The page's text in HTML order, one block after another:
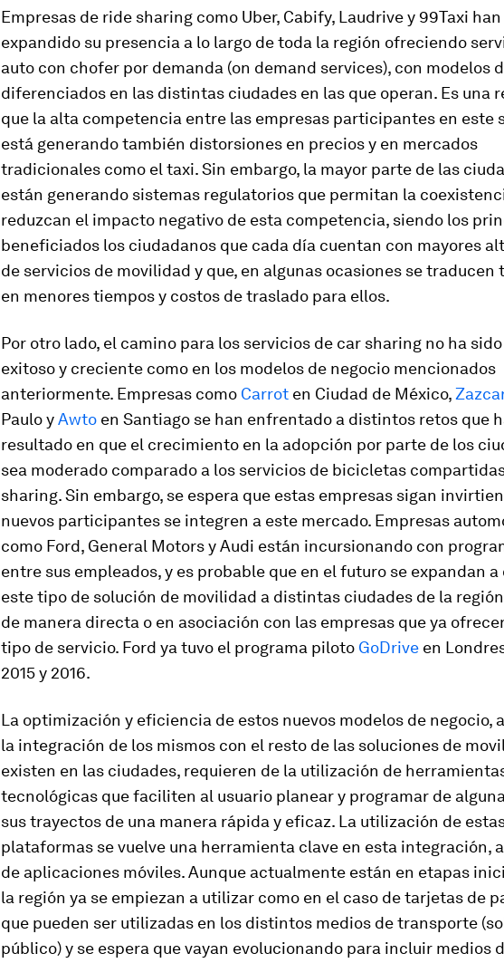
Empresas de ride sharing como Uber, Cabify, Laudrive y 99Taxi han
expandido su presencia a lo largo de toda la región ofreciendo
auto con chofer por demanda (on demand services), con modelos
diferenciados en las distintas ciudades en las que operan. Es una
que la alta competencia entre las empresas participantes en este
está generando también distorsiones en precios y en mercados
tradicionales como el taxi. Sin embargo, la mayor parte de las
están generando sistemas regulatorios que permitan la
reduzcan el impacto negativo de esta competencia, siendo los
beneficiados los ciudadanos que cada día cuentan con mayores
de servicios de movilidad y que, en algunas ocasiones se traducen
en menores tiempos y costos de traslado para ellos.
Por otro lado, el camino para los servicios de car sharing no ha
exitoso y creciente como en los modelos de negocio mencionados
anteriormente. Empresas como Carrot en Ciudad de México,
Paulo yAwto en Santiago se han enfrentado a distintos retos que
resultado en que el crecimiento en la adopción por parte de los
sea moderado comparado a los servicios de bicicletas
sharing. Sin embargo, se espera que estas empresas sigan
nuevos participantes se integren a este mercado. Empresas
como Ford, General Motors y Audi están incursionando con
entre sus empleados, y es probable que en el futuro se expandan
este tipo de solución de movilidad a distintas ciudades de la
de manera directa o en asociación con las empresas que ya
tipo de servicio. Ford ya tuvo el programa piloto GoDrive en
2015 y 2016.
La optimización y eficiencia de estos nuevos modelos de negocio,
la integración de los mismos con el resto de las soluciones de
existen en las ciudades, requieren de la utilización de
tecnológicas que faciliten al usuario planear y programar de
sus trayectos de una manera rápida y eficaz. La utilización de
plataformas se vuelve una herramienta clave en esta integración,
de aplicaciones móviles. Aunque actualmente están en etapas
la región ya se empiezan a utilizar como en el caso de tarjetas de
que pueden ser utilizadas en los distintos medios de transporte
público) y se espera que vayan evolucionando para incluir medios